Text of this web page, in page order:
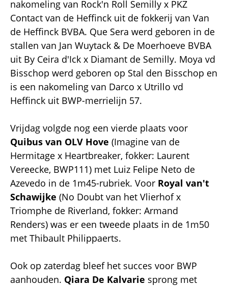
nakomeling van Rock'n Roll Semilly x PKZ
Contact van de Heffinck uit de fokkerij van Van
de Heffinck BVBA. Que Sera werd geboren in de
stallen van Jan Wuytack & De Moerhoeve BVBA
uit By Ceira d'Ick x Diamant de Semilly. Moya vd
Bisschop werd geboren op Stal den Bisschop en
is een nakomeling van Darco x Utrillo vd
Heffinck uit BWP-merrielijn 57.
Vrijdag volgde nog een vierde plaats voor
Quibus van OLV Hove (Imagine van de
Hermitage x Heartbreaker, fokker: Laurent
Vereecke, BWP111) met Luiz Felipe Neto de
Azevedo in de 1m45-rubriek. Voor Royal van't
Schawijke (No Doubt van het Vlierhof x
Triomphe de Riverland, fokker: Armand
Renders) was er een tweede plaats in de 1m50
met Thibault Philippaerts.
Ook op zaterdag bleef het succes voor BWP
aanhouden. Qiara De Kalvarie sprong met